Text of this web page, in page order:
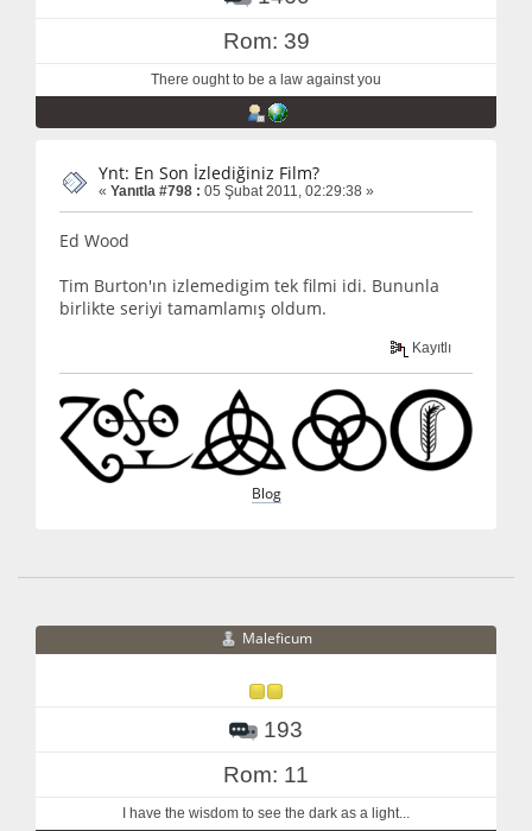
Rom: 39
There ought to be a law against you
Ynt: En Son İzlediğiniz Film?
« Yanıtla #798 : 05 Şubat 2011, 02:29:38 »
Ed Wood
Tim Burton'ın izlemedigim tek filmi idi. Bununla
birlikte seriyi tamamlamış oldum.
Kayıtlı
Blog
Maleficum
193
Rom: 11
I have the wisdom to see the dark as a light...